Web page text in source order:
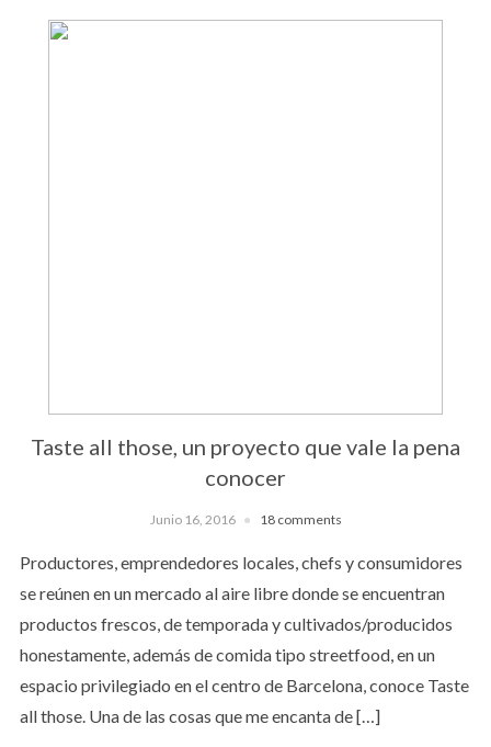
Taste all those, un proyecto que vale la pena
conocer
Junio 16, 2016 18 comments
Productores, emprendedores locales, chefs y consumidores
se reúnen en un mercado al aire libre donde se encuentran
productos frescos, de temporada y cultivados/producidos
honestamente, además de comida tipo streetfood, en un
espacio privilegiado en el centro de Barcelona, conoce Taste
all those. Una de las cosas que me encanta de […]